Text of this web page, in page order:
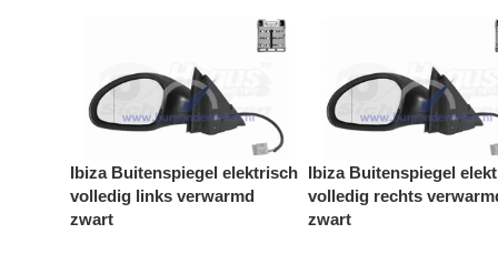
Ibiza Buitenspiegel elektrisch
volledig links verwarmd
zwart
Ibiza Buitenspiegel
volledig rechts
zwart